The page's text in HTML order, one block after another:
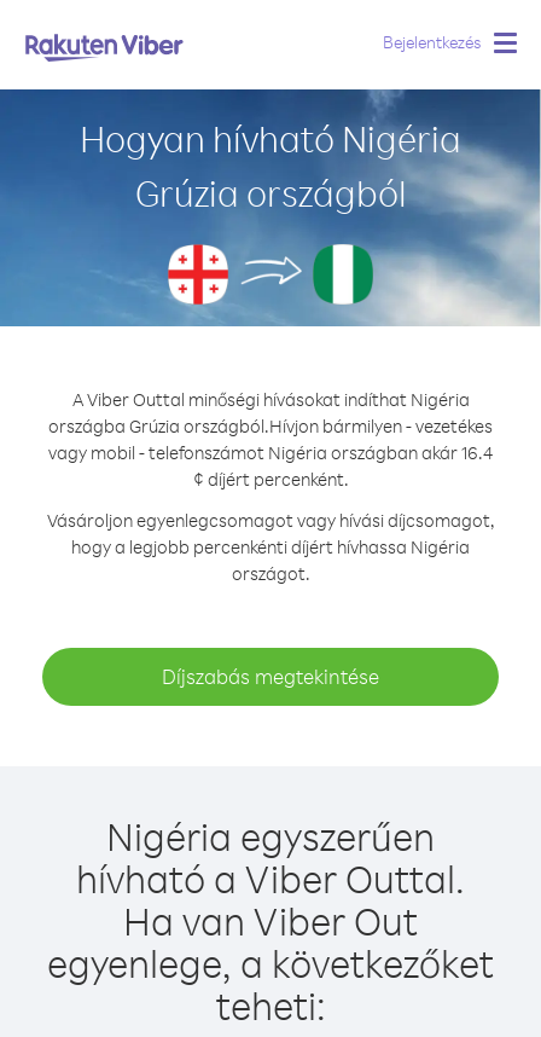
Bejelentkezés
Hogyan hívható Nigéria
Grúzia országból
A Viber Outtal minőségi hívásokat indíthat Nigéria
országba Grúzia országból.Hívjon bármilyen - vezetékes
vagy mobil - telefonszámot Nigéria országban akár 16.4
¢ díjért percenként.
Vásároljon egyenlegcsomagot vagy hívási díjcsomagot,
hogy a legjobb percenkénti díjért hívhassa Nigéria
országot.
Díjszabás megtekintése
Nigéria egyszerűen
hívható a Viber Outtal.
Ha van Viber Out
egyenlege, a következőket
teheti: